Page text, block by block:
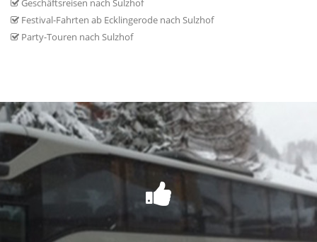
Geschäftsreisen nach Sulzhof
Festival-Fahrten ab Ecklingerode nach Sulzhof
Party-Touren nach Sulzhof